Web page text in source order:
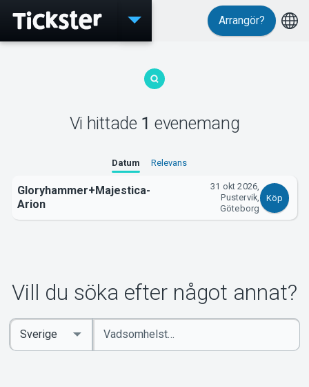
Evenemang
MyTickster
Support
Om Tickster
Arrangör?
Vi hittade 1 evenemang
Datum Relevans
Gloryhammer+Majestica-
Arion
31 okt 2026,
Pustervik,
Göteborg
Köp
Vill du söka efter något annat?
Ange
sökord
Select
Country